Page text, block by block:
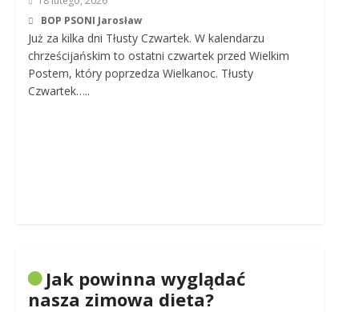
BOP PSONI Jarosław
Już za kilka dni Tłusty Czwartek. W kalendarzu
chrześcijańskim to ostatni czwartek przed Wielkim
Postem, który poprzedza Wielkanoc. Tłusty
Czwartek…..
Jak powinna wyglądać
nasza zimowa dieta?